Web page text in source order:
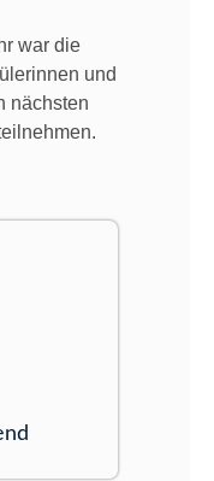
war die
und
nächsten